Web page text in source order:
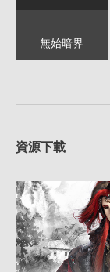
無始暗界
資源下載